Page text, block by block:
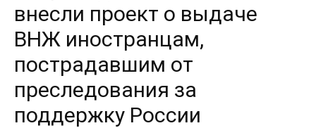
внесли проект о выдаче
ВНЖ иностранцам,
пострадавшим от
преследования за
поддержку России